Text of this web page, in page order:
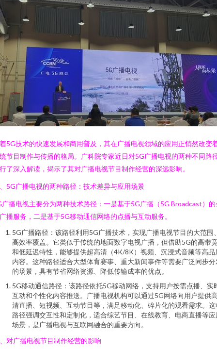
5G技术的快速发展和商用普及，其在广播电视领域的应用正悄然改变
节目制作与传播的格局。广科院专家近日对5G广播电视的两种不同路
了深入解读，揭示了其对广播电视节目制作经营的深远影响。
5G广播电视的两种路径：技术差异与应用场景
广播电视主要分为两种技术路径：一是基于5G广播（5G Broadcast）的
播服务，二是基于5G移动通信网络的点播与互动服务。
5G广播路径：该路径利用5G广播技术，实现广播电视节目的大范围
高效率覆盖。它类似于传统的地面数字电视广播，但借助5G的高带
和低延迟特性，能够提供超高清（4K/8K）视频、沉浸式音频等高品
内容。这种路径适合大型体育赛事、重大新闻事件等需要广泛同步分
的场景，具有节省网络资源、降低传输成本的优点。
5G移动通信路径：该路径依托5G移动网络，支持用户按需点播、实
互动和个性化内容推送。广播电视机构可以通过5G网络向用户提供
清直播、短视频、互动节目等，满足移动化、碎片化的观看需求。这
路径强调交互性和定制化，适合综艺节目、在线教育、电商直播等应
场景，是广播电视与互联网融合的重要方向。
对广播电视节目制作经营的影响